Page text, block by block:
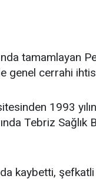
tamamlayan
genel cerrahi
1993
Tebriz
kaybetti,